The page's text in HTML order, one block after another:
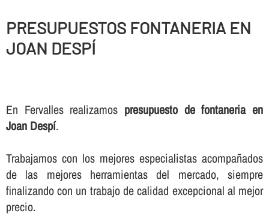
PRESUPUESTOS FONTANERIA EN
JOAN DESPÍ
En Fervalles realizamos presupuesto de fontaneria en
Joan Despí.
Trabajamos con los mejores especialistas acompañados
de las mejores herramientas del mercado, siempre
finalizando con un trabajo de calidad excepcional al mejor
precio.